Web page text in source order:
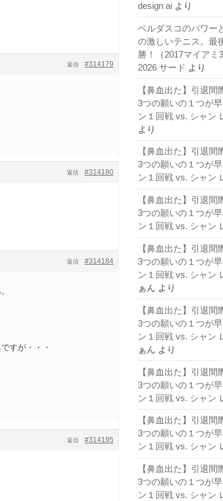
#314179
返信
#314180
返信
#314184
返信
すが・・・
#314195
返信
design ai より
ベルダスコのパワー
の激しいテニス。最
勝！（2017マイアミ3
2026 サード より
【鼻血出た】引退間
3つの願いの１つが
ン１回戦 vs. シャン
より
【鼻血出た】引退間
3つの願いの１つが
ン１回戦 vs. シャン
【鼻血出た】引退間
3つの願いの１つが
ン１回戦 vs. シャン
【鼻血出た】引退間
3つの願いの１つが
ン１回戦 vs. シャン
ぁん より
【鼻血出た】引退間
3つの願いの１つが
ン１回戦 vs. シャン
ぁん より
【鼻血出た】引退間
3つの願いの１つが
ン１回戦 vs. シャン
【鼻血出た】引退間
3つの願いの１つが
ン１回戦 vs. シャン
【鼻血出た】引退間
3つの願いの１つが
ン１回戦 vs. シャン